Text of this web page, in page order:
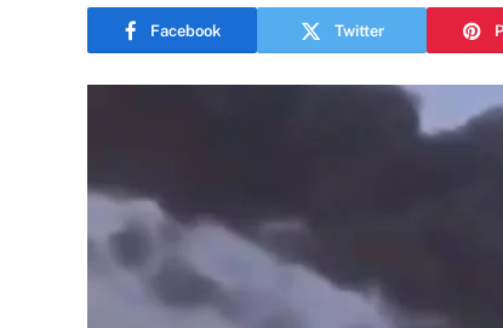
Facebook Twitter